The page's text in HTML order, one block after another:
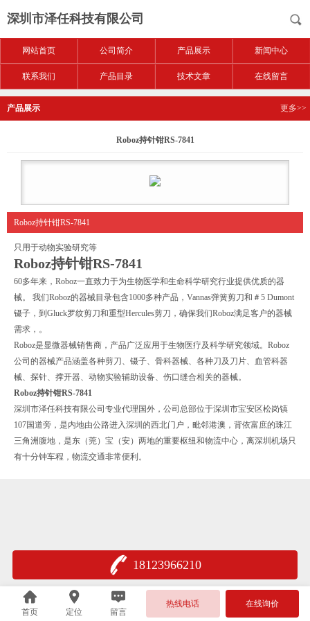
深圳市泽任科技有限公司
网站首页 公司简介 产品展示 新闻中心
联系我们 产品目录 技术文章 在线留言
产品展示 更多>>
Roboz持针钳RS-7841
Roboz持针钳RS-7841
只用于动物实验研究等
Roboz持针钳RS-7841
60多年来，Roboz一直致力于为生物医学和生命科学研究行业提供优质的器
械。 我们Roboz的器械目录包含1000多种产品，Vannas弹簧剪刀和＃5 Dumont
镊子，到Gluck罗纹剪刀和重型Hercules剪刀，确保我们Roboz满足客户的器械
需求，。
Roboz是显微器械销售商，产品广泛应用于生物医疗及科学研究领域。Roboz
公司的器械产品涵盖各种剪刀、镊子、骨科器械、各种刀及刀片、血管科器
械、探针、撑开器、动物实验辅助设备、伤口缝合相关的器械。
Roboz持针钳RS-7841
深圳市泽任科技有限公司专业代理国外，公司总部位于深圳市宝安区松岗镇
107国道旁，是内地由公路进入深圳的西北门户，毗邻港澳，背依富庶的珠江
三角洲腹地，是东（莞）宝（安）两地的重要枢纽和物流中心，离深圳机场只
有十分钟车程，物流交通非常便利。
18123966210
首页 定位 留言
热线电话 在线询价